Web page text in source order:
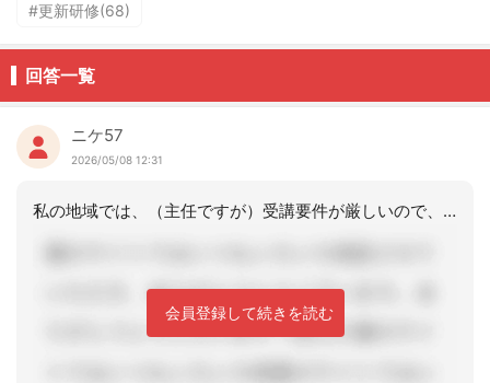
#更新研修(68)
回答一覧
ニケ57
2026/05/08 12:31
私の地域では、（主任ですが）受講要件が厳しいので、他県で受ける人がいます。今は現
会員登録して続きを読む